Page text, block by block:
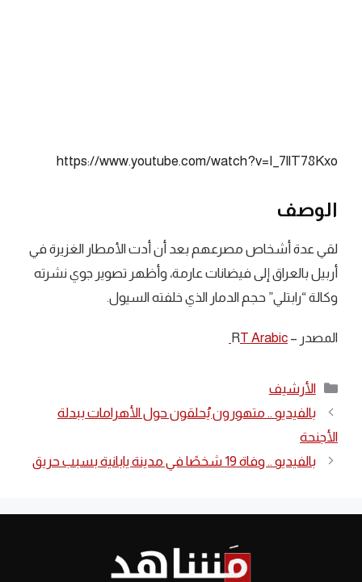
https://www.youtube.com/watch?v=I_7llT78Kxo
الوصف
لقي عدة أشخاص مصرعهم بعد أن أدت الأمطار الغزيرة في
أربيل بالعراق إلى فيضانات عارمة، وأظهر تصوير جوي نشرته
وكالة “رابتلي” حجم الدمار الذي خلفته السيول.
المصدر – R T Arabic
التصنيفات
الأرشيف
بالفيديو .. متهورون يُحلقون حول الأهرامات ببدلة
الأجنحة
بالفيديو .. وفاة 19 شخصًا في مدينة يابانية بسبب حريق